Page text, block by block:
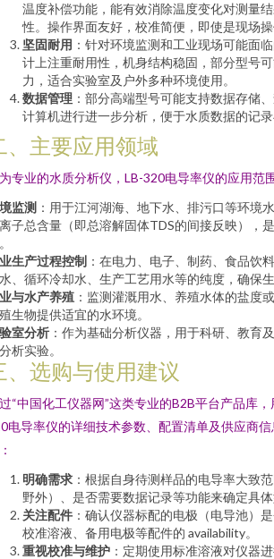
温度补偿功能，能有效消除温度变化对测量
性。操作界面友好，校准简便，即使是现场操
坚固耐用 ：针对环境监测和工业现场可能面
计上注重耐用性，机身结构稳固，部分型号
力，适合实验室及户外多种环境使用。
数据管理 ：部分高端型号可能支持数据存储
计算机进行进一步分析，便于水质数据的记录
、主要应用领域
专业的水质分析仪，LB-320电导率仪的应用范
监测 ：用于江河湖海、地下水、排污口等环境
子总含量（即总溶解固体TDS的间接反映），
生产过程控制 ：在电力、电子、制药、食品饮
、循环冷却水、生产工艺用水等的纯度，确保
与水产养殖 ：监测灌溉用水、养殖水体的盐度
生物提供适宜的水环境。
室分析 ：作为基础分析仪器，用于科研、教育
析实验。
、选购与使用建议
“中国化工仪器网”这类专业的B2B平台产品库
电导率仪的详细技术参数、配置清单及供应商
明确需求 ：根据自身待测样品的电导率大致
野外）、是否需要数据记录等功能来确定具体
关注配件 ：确认仪器标配的电极（电导池）
校准溶液、备用电极等配件的 availability。
重视校准与维护 ：定期使用标准溶液对仪器